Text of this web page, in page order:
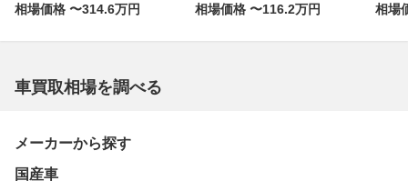
相場価格 〜314.6万円 相場価格 〜116.2万円 相場
車買取相場を調べる
メーカーから探す
国産車